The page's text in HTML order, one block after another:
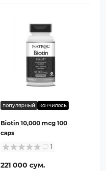
популярный кончилось
Biotin 10,000 mcg 100
caps
1
221 000 сум.